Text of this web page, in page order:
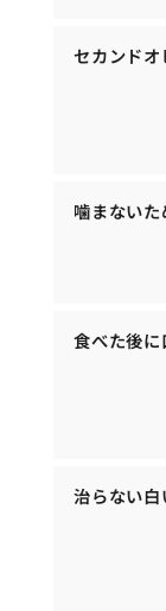
セカンド
噛まない
食べた後
治らない